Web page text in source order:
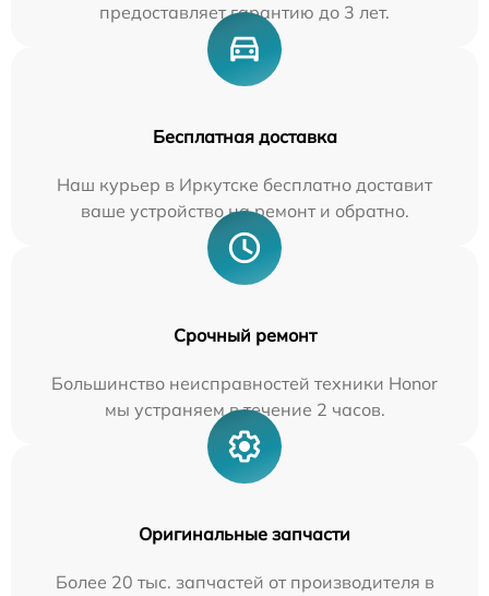
предоставляет гарантию до 3 лет.
Бесплатная доставка
Наш курьер в Иркутске бесплатно доставит
ваше устройство на ремонт и обратно.
Срочный ремонт
Большинство неисправностей техники Honor
мы устраняем в течение 2 часов.
Оригинальные запчасти
Более 20 тыс. запчастей от производителя в